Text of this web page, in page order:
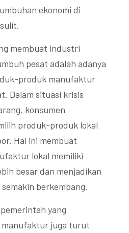
ekonomi di
membuat industri
pesat adalah adanya
produk manufaktur
Dalam situasi krisis
konsumen
produk-produk lokal
Hal ini membuat
lokal memiliki
besar dan menjadikan
berkembang.
yang
juga turut